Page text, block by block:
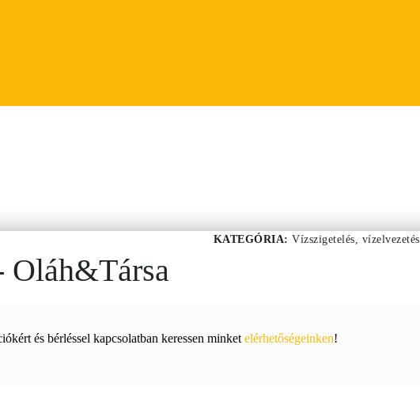
Oláh&Társa
KATEGÓRIA:Vízszigetelés, vízelvezetés
és bérléssel kapcsolatban keressen minket elérhetőségeinken!